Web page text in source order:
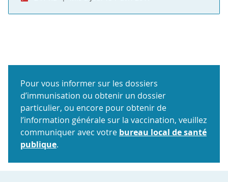
Pour vous informer sur les dossiers
d’immunisation ou obtenir un dossier
particulier, ou encore pour obtenir de
l’information générale sur la vaccination, veuillez
communiquer avec votre bureau local de santé
publique.